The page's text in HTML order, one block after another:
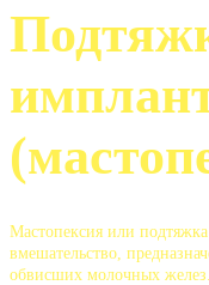
Мастопексия или
вмешательство,
обвисших молочных